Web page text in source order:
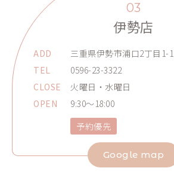
03
伊勢店
ADD
三重県伊勢市浦口2丁目1-1
TEL
0596-23-3322
CLOSE
火曜日・水曜日
OPEN
9:30～18:00
予約優先
Google map